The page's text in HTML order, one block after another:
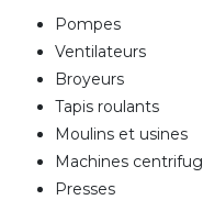
Pompes
Ventilateurs
Broyeurs
Tapis roulants
Moulins et usines
Machines
Presses